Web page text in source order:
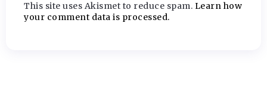
This site uses Akismet to reduce spam. Learn how
your comment data is processed.